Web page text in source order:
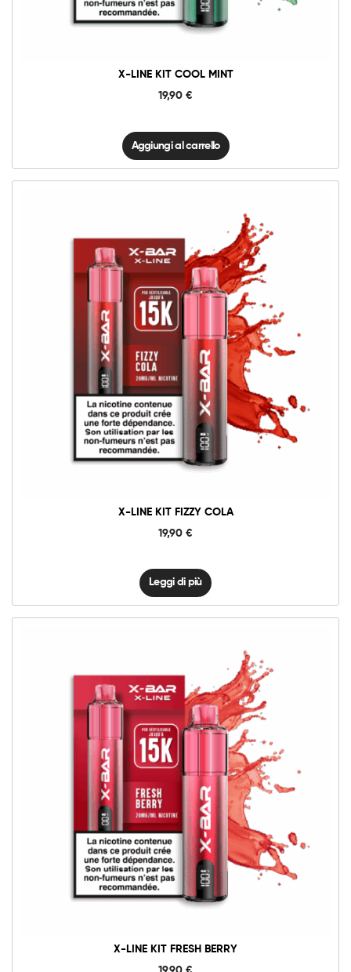
X-LINE KIT COOL MINT
19,90 €
quantità
Aggiungi al carrello
X-LINE KIT FIZZY COLA
19,90 €
Leggi di più
X-LINE KIT FRESH BERRY